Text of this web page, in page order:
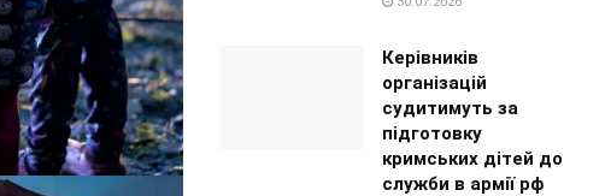
Керівників
організацій
судитимуть за
підготовку
кримських дітей до
служби в армії рф